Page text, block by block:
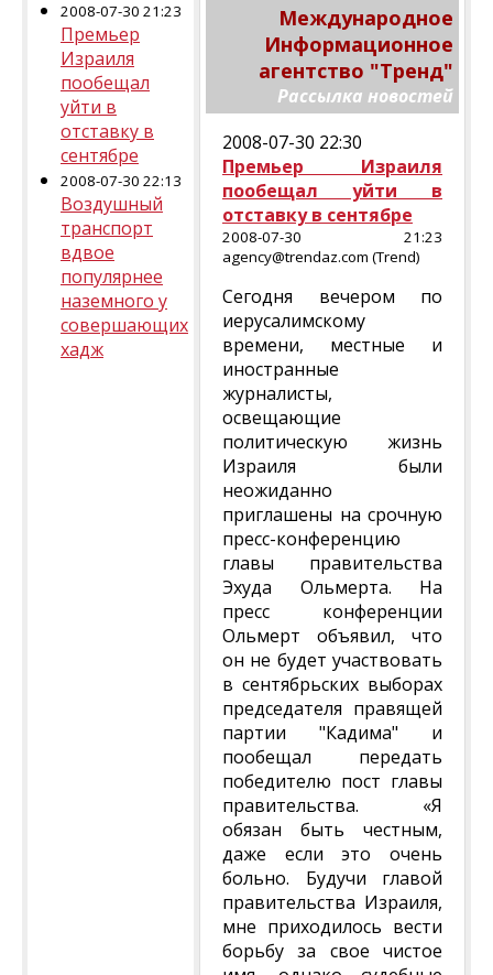
2008-07-30 21:23
Премьер
Израиля
пообещал
уйти в
отставку в
сентябре
2008-07-30 22:13
Воздушный
транспорт
вдвое
популярнее
наземного у
совершающих
хадж
Международное
Информационное
агентство "Тренд"
Рассылка новостей
2008-07-30 22:30
Премьер Израиля
пообещал уйти в
отставку в сентябре
2008-07-30 21:23
agency@trendaz.com (Trend)
Сегодня вечером по
иерусалимскому
времени, местные и
иностранные
журналисты,
освещающие
политическую жизнь
Израиля были
неожиданно
приглашены на срочную
пресс-конференцию
главы правительства
Эхуда Ольмерта. На
пресс конференции
Ольмерт объявил, что
он не будет участвовать
в сентябрьских выборах
председателя правящей
партии "Кадима" и
пообещал передать
победителю пост главы
правительства. «Я
обязан быть честным,
даже если это очень
больно. Будучи главой
правительства Израиля,
мне приходилось вести
борьбу за свое чистое